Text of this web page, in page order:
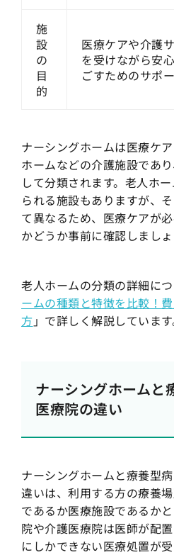
施
設
の
目
的
医療ケアや介護
を受けながら安
ごすためのサポ
ナーシングホームは医療ケ
ホームなどの介護施設であ
して分類されます。老人ホ
られる施設もありますが、
て異なるため、医療ケアが
かどうか事前に確認しましょ
老人ホームの分類の詳細に
ームの種類と特徴を比較！
方 」で詳しく解説しています
ナーシングホームと
医療院の違い
ナーシングホームと療養型
違いは、利用する方の療養
であるか医療施設であるか
院や介護医療院は医師が配
にしかできない医療処置が受